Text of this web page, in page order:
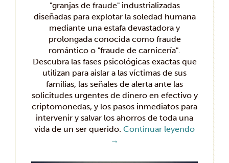
"granjas de fraude" industrializadas
diseñadas para explotar la soledad humana
mediante una estafa devastadora y
prolongada conocida como fraude
romántico o "fraude de carnicería".
Descubra las fases psicológicas exactas que
utilizan para aislar a las víctimas de sus
familias, las señales de alerta ante las
solicitudes urgentes de dinero en efectivo y
criptomonedas, y los pasos inmediatos para
intervenir y salvar los ahorros de toda una
vida de un ser querido. Continuar leyendo
→